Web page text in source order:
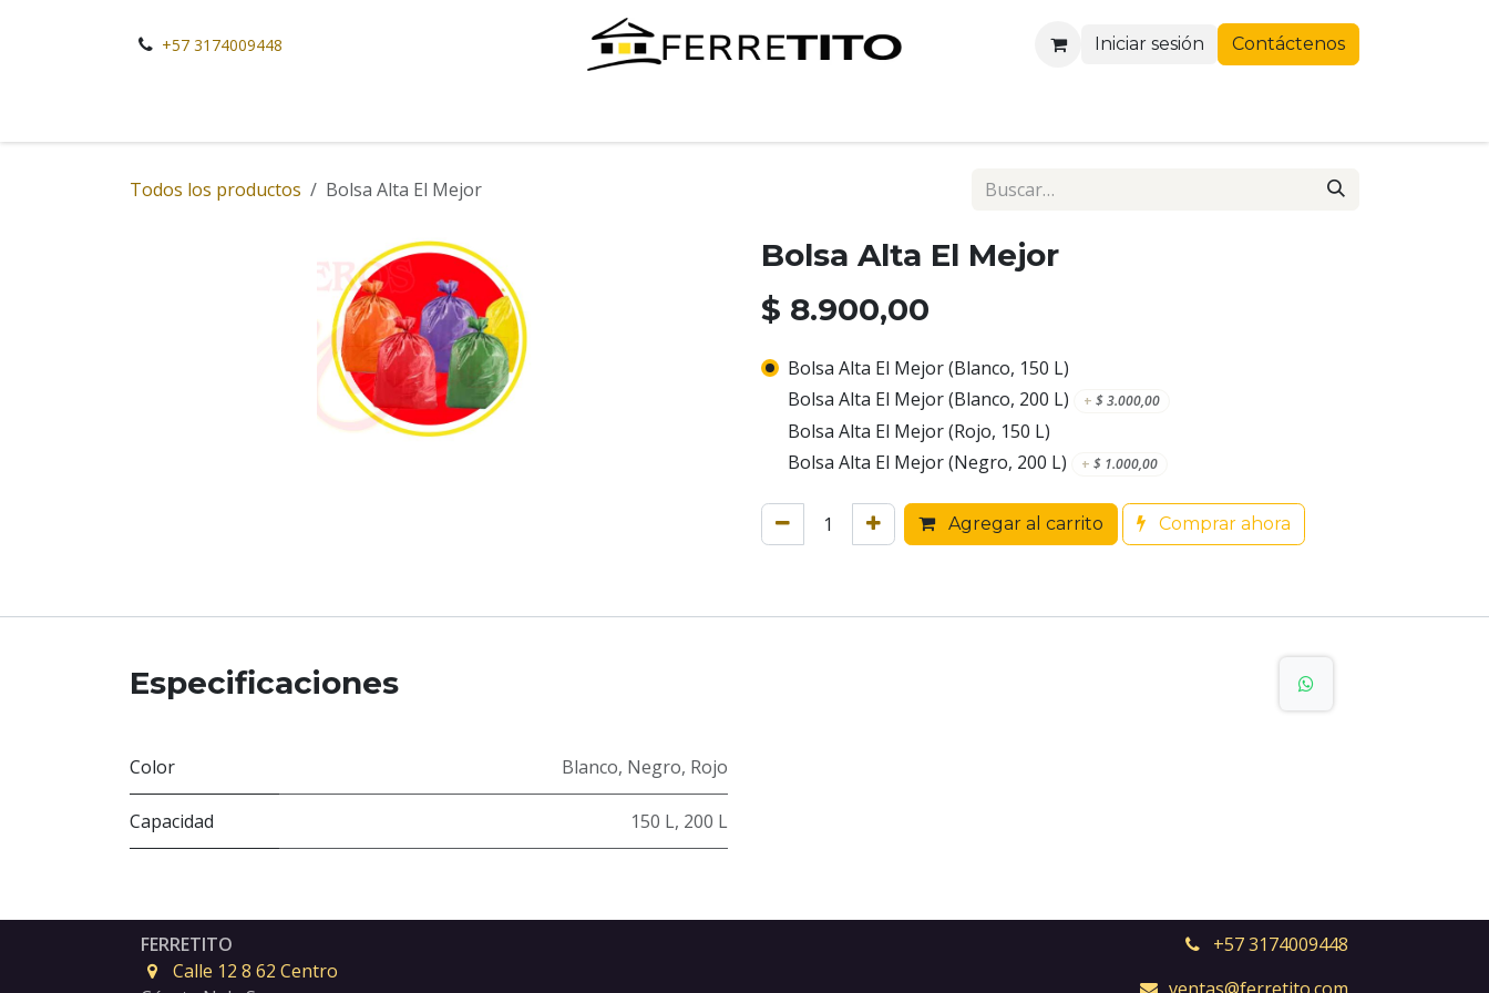
+57 3174009448
Iniciar sesión Contáctenos
Todos los productos Bolsa Alta El Mejor
Bolsa Alta El Mejor
$ 8.900,00
Bolsa Alta El Mejor (Blanco, 150 L)
Bolsa Alta El Mejor (Blanco, 200 L)
+ $3.000,00
Bolsa Alta El Mejor (Rojo, 150 L)
Bolsa Alta El Mejor (Negro, 200 L)
+ $ 1.000,00
Agregar al carrito Comprar ahora
Especificaciones
Color Blanco, Negro, Rojo
Capacidad 150 L, 200 L
FERRETITO
Calle 12 8 62 Centro
+57 3174009448